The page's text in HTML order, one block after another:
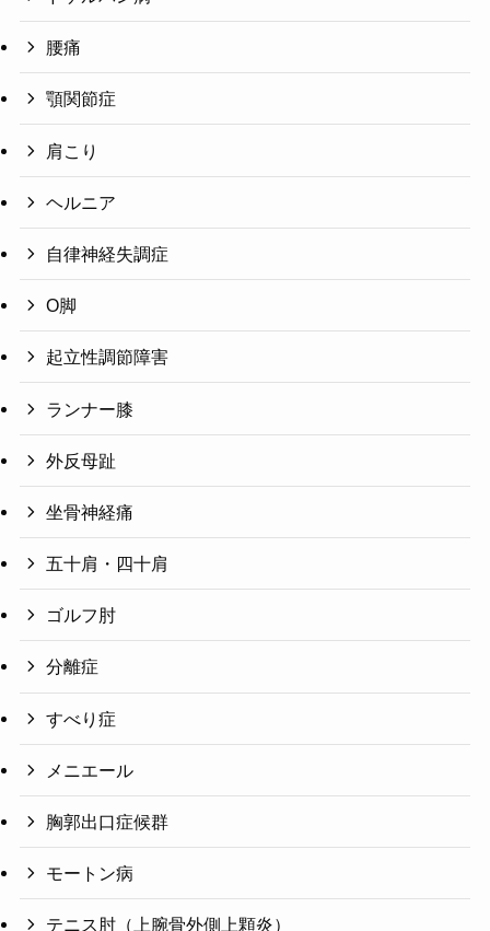
腰痛
顎関節症
肩こり
ヘルニア
自律神経失調症
O脚
起立性調節障害
ランナー膝
外反母趾
坐骨神経痛
五十肩・四十肩
ゴルフ肘
分離症
すべり症
メニエール
胸郭出口症候群
モートン病
テニス肘（上腕骨外側上顆炎）